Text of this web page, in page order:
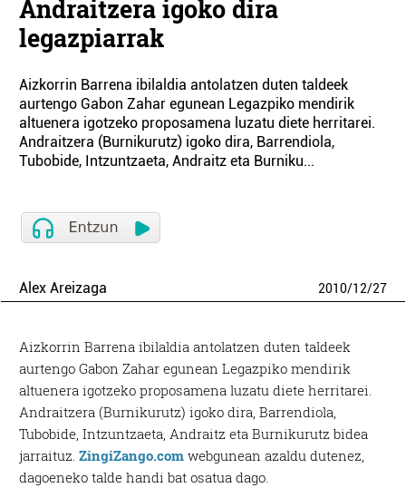
Andraitzera igoko dira
legazpiarrak
Aizkorrin Barrena ibilaldia antolatzen duten taldeek
aurtengo Gabon Zahar egunean Legazpiko mendirik
altuenera igotzeko proposamena luzatu diete herritarei.
Andraitzera (Burnikurutz) igoko dira, Barrendiola,
Tubobide, Intzuntzaeta, Andraitz eta Burniku...
Alex Areizaga 2010/12/27
Aizkorrin Barrena ibilaldia antolatzen duten taldeek
aurtengo Gabon Zahar egunean Legazpiko mendirik
altuenera igotzeko proposamena luzatu diete herritarei.
Andraitzera (Burnikurutz) igoko dira, Barrendiola,
Tubobide, Intzuntzaeta, Andraitz eta Burnikurutz bidea
jarraituz.ZingiZango.com webgunean azaldu dutenez,
dagoeneko talde handi bat osatua dago.